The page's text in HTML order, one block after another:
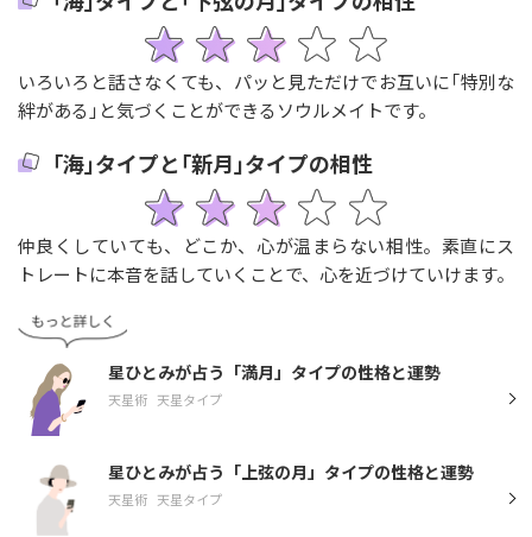
いろいろと話さなくても、パッと見ただけでお互いに｢特別な
絆がある｣と気づくことができるソウルメイトです。
｢海｣タイプと｢新月｣タイプの相性
仲良くしていても、どこか、心が温まらない相性。素直にス
トレートに本音を話していくことで、心を近づけていけます。
星ひとみが占う「満月」タイプの性格と運勢
天星術 天星タイプ
星ひとみが占う「上弦の月」タイプの性格と運勢
天星術 天星タイプ